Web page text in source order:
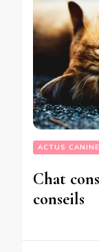
ACTUS
Chat
conseils